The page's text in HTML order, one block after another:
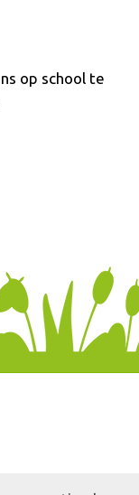
op school te